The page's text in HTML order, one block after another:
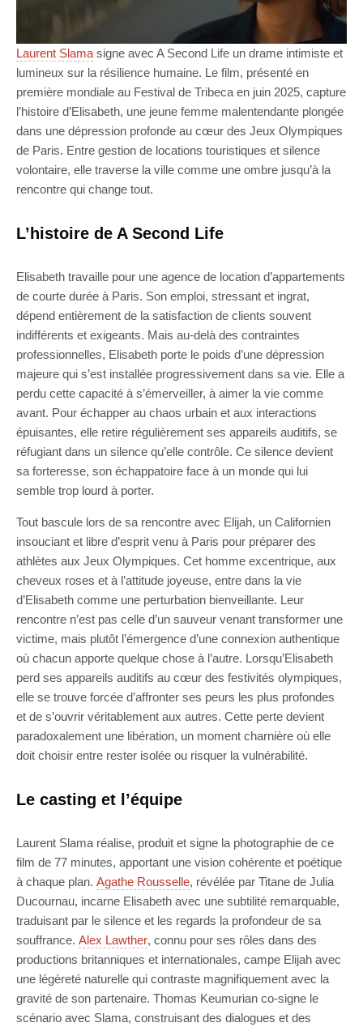
Laurent Slama signe avec A Second Life un drame intimiste et
lumineux sur la résilience humaine. Le film, présenté en
première mondiale au Festival de Tribeca en juin 2025, capture
l’histoire d’Elisabeth, une jeune femme malentendante plongée
dans une dépression profonde au cœur des Jeux Olympiques
de Paris. Entre gestion de locations touristiques et silence
volontaire, elle traverse la ville comme une ombre jusqu’à la
rencontre qui change tout.
L’histoire de A Second Life
Elisabeth travaille pour une agence de location d’appartements
de courte durée à Paris. Son emploi, stressant et ingrat,
dépend entièrement de la satisfaction de clients souvent
indifférents et exigeants. Mais au-delà des contraintes
professionnelles, Elisabeth porte le poids d’une dépression
majeure qui s’est installée progressivement dans sa vie. Elle a
perdu cette capacité à s’émerveiller, à aimer la vie comme
avant. Pour échapper au chaos urbain et aux interactions
épuisantes, elle retire régulièrement ses appareils auditifs, se
réfugiant dans un silence qu’elle contrôle. Ce silence devient
sa forteresse, son échappatoire face à un monde qui lui
semble trop lourd à porter.
Tout bascule lors de sa rencontre avec Elijah, un Californien
insouciant et libre d’esprit venu à Paris pour préparer des
athlètes aux Jeux Olympiques. Cet homme excentrique, aux
cheveux roses et à l’attitude joyeuse, entre dans la vie
d’Elisabeth comme une perturbation bienveillante. Leur
rencontre n’est pas celle d’un sauveur venant transformer une
victime, mais plutôt l’émergence d’une connexion authentique
où chacun apporte quelque chose à l’autre. Lorsqu’Elisabeth
perd ses appareils auditifs au cœur des festivités olympiques,
elle se trouve forcée d’affronter ses peurs les plus profondes
et de s’ouvrir véritablement aux autres. Cette perte devient
paradoxalement une libération, un moment charnière où elle
doit choisir entre rester isolée ou risquer la vulnérabilité.
Le casting et l’équipe
Laurent Slama réalise, produit et signe la photographie de ce
film de 77 minutes, apportant une vision cohérente et poétique
à chaque plan. Agathe Rousselle, révélée par Titane de Julia
Ducournau, incarne Elisabeth avec une subtilité remarquable,
traduisant par le silence et les regards la profondeur de sa
souffrance. Alex Lawther, connu pour ses rôles dans des
productions britanniques et internationales, campe Elijah avec
une légèreté naturelle qui contraste magnifiquement avec la
gravité de son partenaire. Thomas Keumurian co-signe le
scénario avec Slama, construisant des dialogues et des